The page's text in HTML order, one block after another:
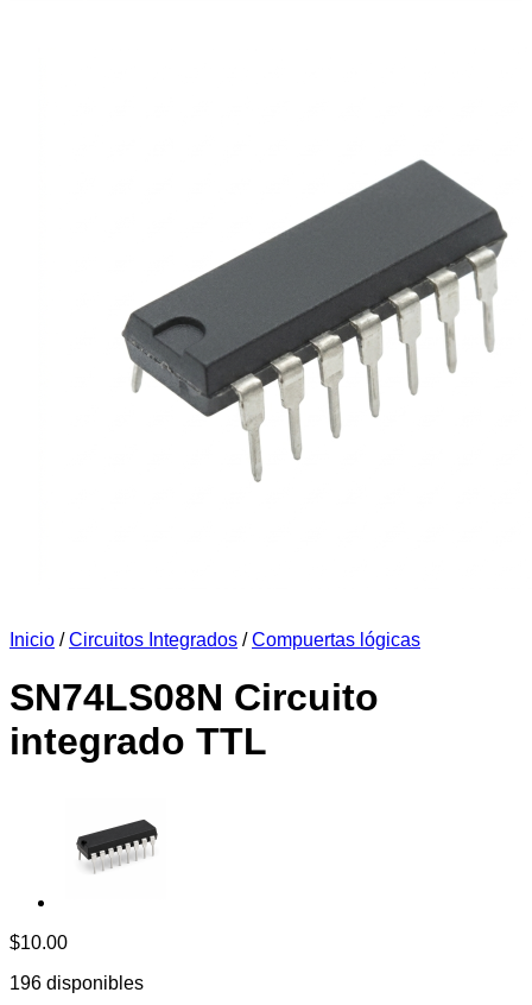
Inicio / Circuitos Integrados / Compuertas lógicas
SN74LS08N Circuito
integrado TTL
$10.00
196 disponibles